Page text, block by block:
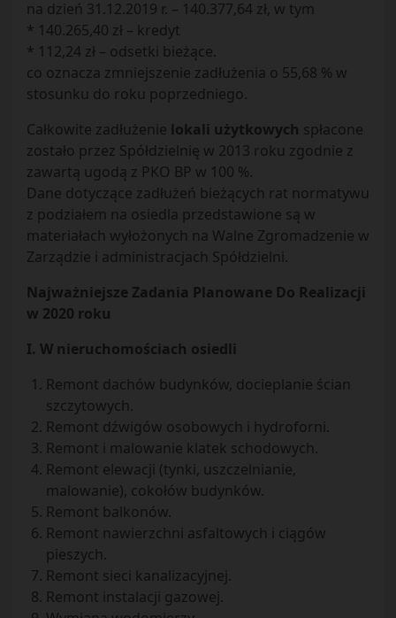
na dzień 31.12.2019 r. – 140.377,64 zł, w tym
* 140.265,40 zł – kredyt
* 112,24 zł – odsetki bieżące.
co oznacza zmniejszenie zadłużenia o 55,68 % w
stosunku do roku poprzedniego.
Całkowite zadłużenie lokali użytkowych spłacone
zostało przez Spółdzielnię w 2013 roku zgodnie z
zawartą ugodą z PKO BP w 100 %.
Dane dotyczące zadłużeń bieżących rat normatywu
z podziałem na osiedla przedstawione są w
materiałach wyłożonych na Walne Zgromadzenie w
Zarządzie i administracjach Spółdzielni.
Najważniejsze Zadania Planowane Do Realizacji
w 2020 roku
I. W nieruchomościach osiedli
Remont dachów budynków, docieplanie ścian
szczytowych.
Remont dźwigów osobowych i hydroforni.
Remont i malowanie klatek schodowych.
Remont elewacji (tynki, uszczelnianie,
malowanie), cokołów budynków.
Remont balkonów.
Remont nawierzchni asfaltowych i ciągów
pieszych.
Remont sieci kanalizacyjnej.
Remont instalacji gazowej.